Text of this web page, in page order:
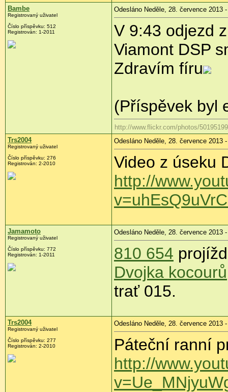
Bambe
Registrovaný uživatel
Číslo příspěvku: 512
Registrován: 1-2011
Odesláno Neděle, 28. července 2013
V 9:43 odjezd
Viamont DSP
Zdravím fíru
(Příspěvek byl
http://www.flickr.com/photos/
Trs2004
Registrovaný uživatel
Číslo příspěvku: 276
Registrován: 2-2010
Odesláno Neděle, 28. července 2013
Video z úseku
http://
Jamamoto
Registrovaný uživatel
Číslo příspěvku: 772
Registrován: 1-2011
Odesláno Neděle, 28. července 2013
810 654
Dvojka kocourů
trať 015.
Trs2004
Registrovaný uživatel
Číslo příspěvku: 277
Registrován: 2-2010
Odesláno Neděle, 28. července 2013
Páteční ranní
http://